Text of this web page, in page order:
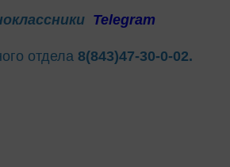
Telegram
отдела 8(843)47-30-0-02.